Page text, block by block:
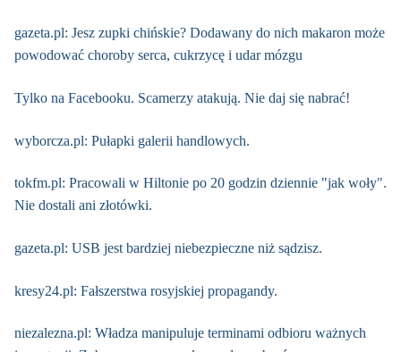
gazeta.pl: Jesz zupki chińskie? Dodawany do nich makaron może
powodować choroby serca, cukrzycę i udar mózgu
Tylko na Facebooku. Scamerzy atakują. Nie daj się nabrać!
wyborcza.pl: Pułapki galerii handlowych.
tokfm.pl: Pracowali w Hiltonie po 20 godzin dziennie "jak woły".
Nie dostali ani złotówki.
gazeta.pl: USB jest bardziej niebezpieczne niż sądzisz.
kresy24.pl: Fałszerstwa rosyjskiej propagandy.
niezalezna.pl: Władza manipuluje terminami odbioru ważnych